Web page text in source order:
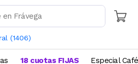
(1406)
18 cuotas FIJAS Especial Café